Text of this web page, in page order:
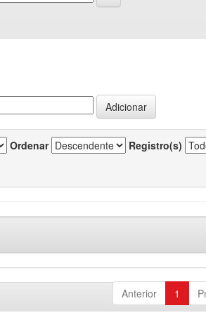
Ordenar Registro(s)
Anterior 1